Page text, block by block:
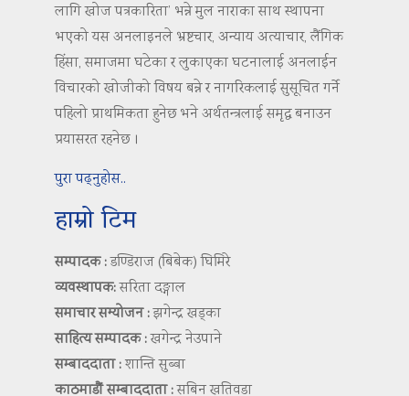
लागि खोज पत्रकारिता’ भन्ने मुल नाराका साथ स्थापना
भएको यस अनलाइनले भ्रष्टचार, अन्याय अत्याचार, लैंगिक
हिंसा, समाजमा घटेका र लुकाएका घटनालाई अनलाईन
विचारको खोजीको विषय बन्ने र नागरिकलाई सुसूचित गर्ने
पहिलो प्राथमिकता हुनेछ भने अर्थतन्त्रलाई समृद्ध बनाउन
प्रयासरत रहनेछ ।
पुरा पढ्नुहोस..
हाम्रो टिम
सम्पादक :डण्डिराज (बिबेक) घिमिरे
व्यवस्थापक:सरिता दङ्गाल
समाचार सम्योजन :झगेन्द्र खड्का
साहित्य सम्पादक :खगेन्द्र नेउपाने
सम्बाददाता :शान्ति सुब्बा
काठमाडौं सम्बाददाता :सबिन खतिवडा